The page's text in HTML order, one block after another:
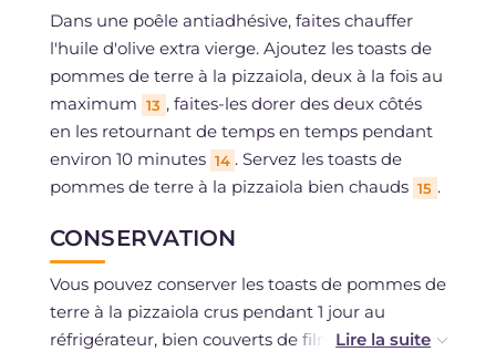
Dans une poêle antiadhésive, faites chauffer
l'huile d'olive extra vierge. Ajoutez les toasts de
pommes de terre à la pizzaiola, deux à la fois au
maximum 13 , faites-les dorer des deux côtés
en les retournant de temps en temps pendant
environ 10 minutes 14 . Servez les toasts de
pommes de terre à la pizzaiola bien chauds 15 .
CONSERVATION
Vous pouvez conserver les toasts de pommes de
terre à la pizzaiola crus pendant 1 jour au
réfrigérateur, bien couverts de film plastique,